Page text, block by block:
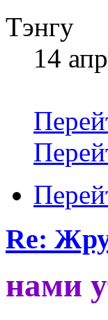
Тэнгу
14
Re:
нами